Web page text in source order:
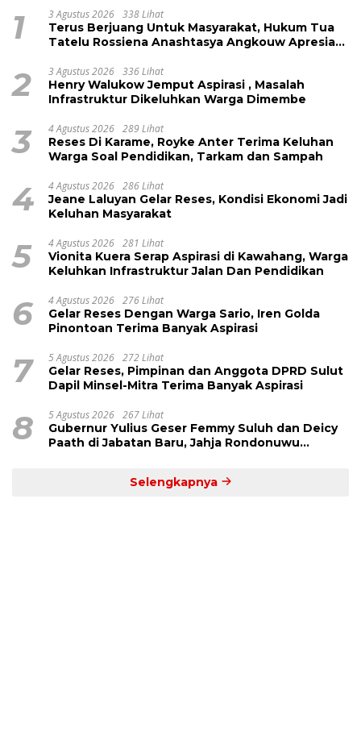
1 3 Agustus 2026 338 Lihat
Terus Berjuang Untuk Masyarakat, Hukum Tua
Tatelu Rossiena Anashtasya Angkouw Apresiasi
2 3 Agustus 2026 336 Lihat
Henry Walukow Jemput Aspirasi , Masalah
Infrastruktur Dikeluhkan Warga Dimembe
3 4 Agustus 2026 289 Lihat
Reses Di Karame, Royke Anter Terima Keluhan
Warga Soal Pendidikan, Tarkam dan Sampah
4 4 Agustus 2026 286 Lihat
Jeane Laluyan Gelar Reses, Kondisi Ekonomi Jadi
Keluhan Masyarakat
5 4 Agustus 2026 281 Lihat
Vionita Kuera Serap Aspirasi di Kawahang, Warga
Keluhkan Infrastruktur Jalan Dan Pendidikan
6 4 Agustus 2026 276 Lihat
Gelar Reses Dengan Warga Sario, Iren Golda
Pinontoan Terima Banyak Aspirasi
7 5 Agustus 2026 272 Lihat
Gelar Reses, Pimpinan dan Anggota DPRD Sulut
Dapil Minsel-Mitra Terima Banyak Aspirasi
8 5 Agustus 2026 267 Lihat
Gubernur Yulius Geser Femmy Suluh dan Deicy
Paath di Jabatan Baru, Jahja Rondonuwu
Selengkapnya